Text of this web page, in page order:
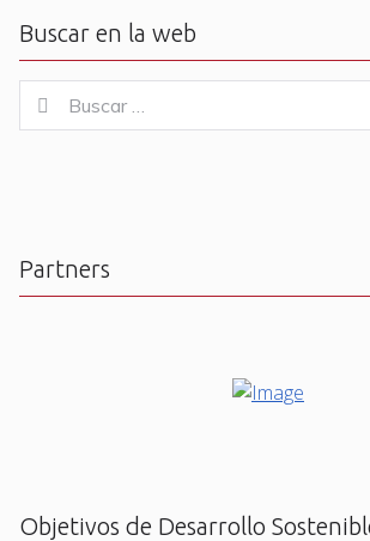
Buscar en la web
for:
Buscar
Partners
Objetivos de Desarrollo